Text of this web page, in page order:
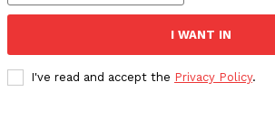
I WANT IN
I've read and accept the Privacy Policy.